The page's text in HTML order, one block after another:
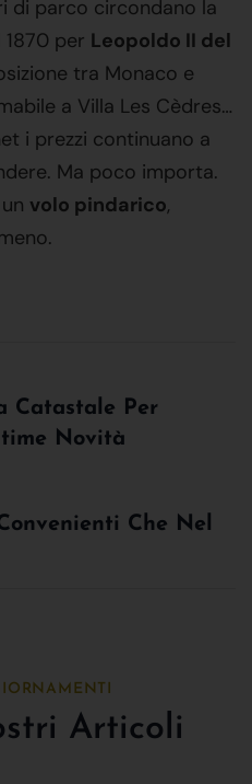
di parco circondano la
per Leopoldo II del
tra Monaco e
a Villa Les Cèdres…
i prezzi continuano a
Ma poco importa.
volo pindarico,
Catastale Per
Novità
Che Nel
Articoli